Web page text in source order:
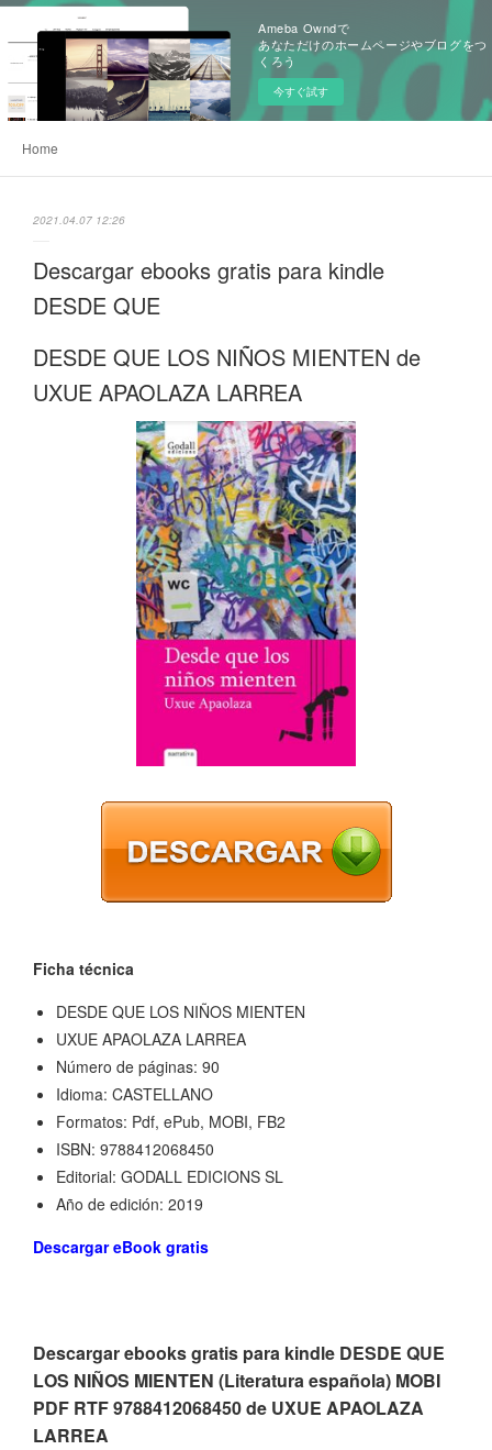
Ameba Owndで
あなただけのホームページやブログをつ
くろう
今すぐ試す
Home
2021.04.07 12:26
Descargar ebooks gratis para kindle
DESDE QUE
DESDE QUE LOS NIÑOS MIENTEN de
UXUE APAOLAZA LARREA
Ficha técnica
DESDE QUE LOS NIÑOS MIENTEN
UXUE APAOLAZA LARREA
Número de páginas: 90
Idioma: CASTELLANO
Formatos: Pdf, ePub, MOBI, FB2
ISBN: 9788412068450
Editorial: GODALL EDICIONS SL
Año de edición: 2019
Descargar eBook gratis
Descargar ebooks gratis para kindle DESDE QUE
LOS NIÑOS MIENTEN (Literatura española) MOBI
PDF RTF 9788412068450 de UXUE APAOLAZA
LARREA